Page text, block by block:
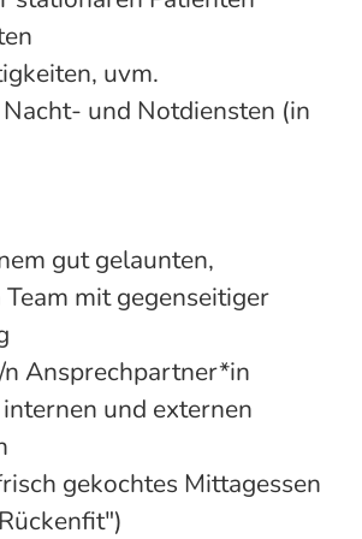
uvm.
und Notdiensten (in
gut gelaunten,
mit gegenseitiger
n Ansprechpartner*in
und externen
gekochtes Mittagessen